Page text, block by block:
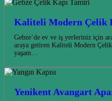
Kaliteli Modern Çelik
Gebze’de ev ve iş yerleriniz için
araya getiren Kaliteli Modern Çelik
yaşam…
Yenikent Avangart